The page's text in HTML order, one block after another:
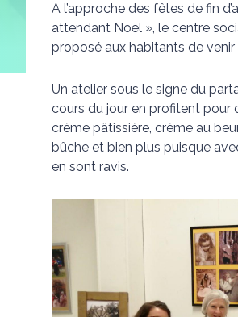
A l’approche des fêtes de fin
attendant Noël », le centre
proposé aux habitants de
Un atelier sous le signe du
cours du jour en profitent pour
crème pâtissière, crème au
bûche et bien plus puisque
en sont ravis.